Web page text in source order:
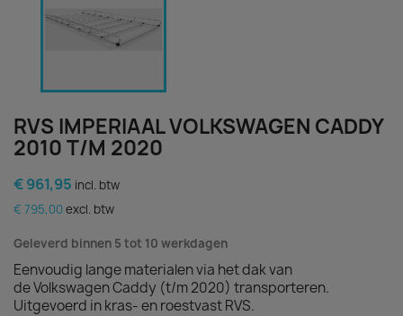
RVS IMPERIAAL VOLKSWAGEN CADDY
2010 T/M 2020
€ 961,95 incl. btw
€ 795,00 excl. btw
Geleverd binnen 5 tot 10 werkdagen
Eenvoudig lange materialen via het dak van
de Volkswagen Caddy (t/m 2020) transporteren.
Uitgevoerd in kras- en roestvast RVS.